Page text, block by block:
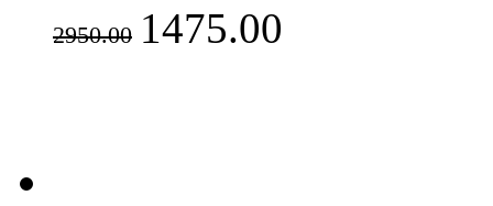
2950.00 1475.00